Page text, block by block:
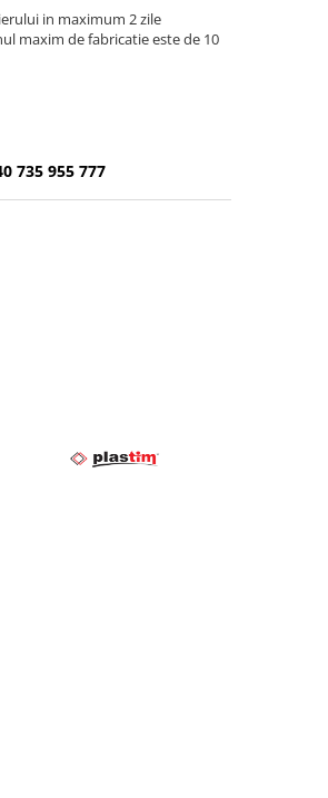
in maximum 2 zile
maxim de fabricatie este de 10
735 955 777